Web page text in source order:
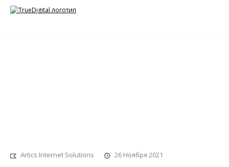
Artics Internet Solutions 26 Ноября 2021